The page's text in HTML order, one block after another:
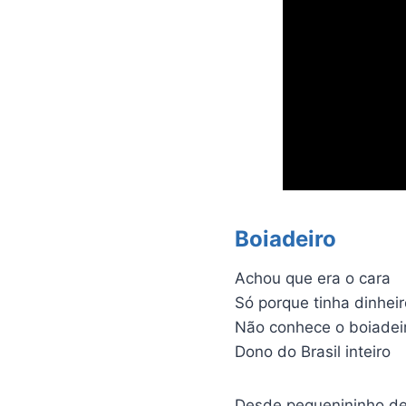
Boiadeiro
Achou que era o cara
Só porque tinha
Não conhece o
Dono do Brasil inteiro